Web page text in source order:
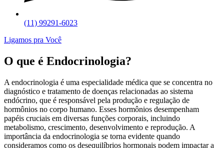
(11) 99291-6023
Ligamos pra Você
O que é Endocrinologia?
A endocrinologia é uma especialidade médica que se concentra no
diagnóstico e tratamento de doenças relacionadas ao sistema
endócrino, que é responsável pela produção e regulação de
hormônios no corpo humano. Esses hormônios desempenham
papéis cruciais em diversas funções corporais, incluindo
metabolismo, crescimento, desenvolvimento e reprodução. A
importância da endocrinologia se torna evidente quando
consideramos como os desequilíbrios hormonais podem impactar a